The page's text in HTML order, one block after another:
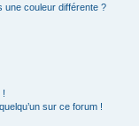
une couleur différente ?
!
sur ce forum !